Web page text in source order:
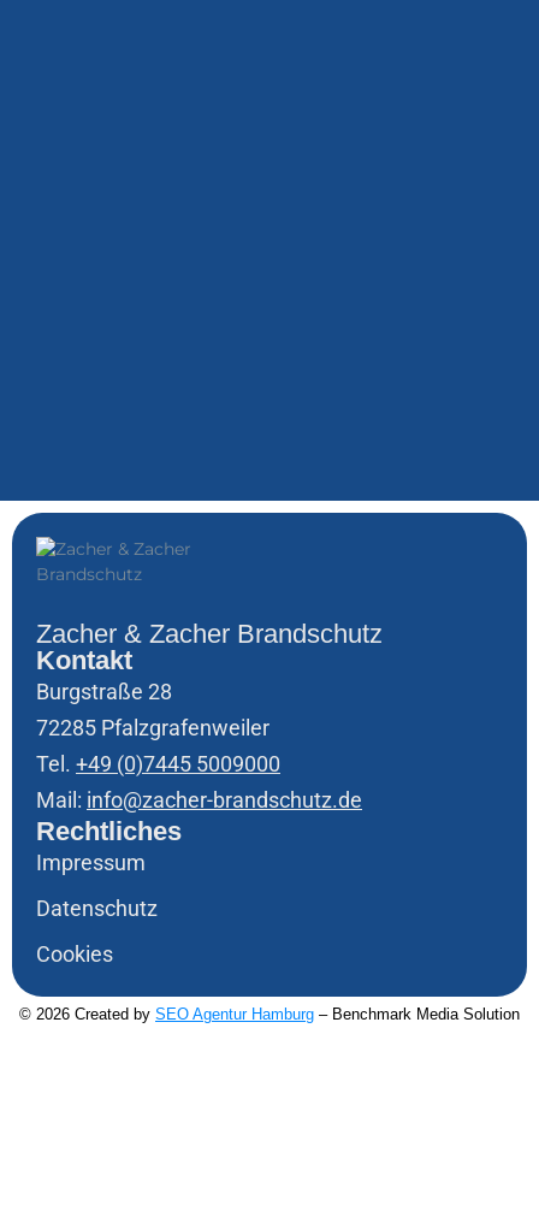
Zacher & Zacher Brandschutz
Kontakt
Burgstraße 28
72285 Pfalzgrafenweiler
Tel. +49 (0)7445 5009000
Mail: info@zacher-brandschutz.de
Rechtliches
Impressum
Datenschutz
Cookies
© 2026 Created by SEO Agentur Hamburg – Benchmark Media Solution